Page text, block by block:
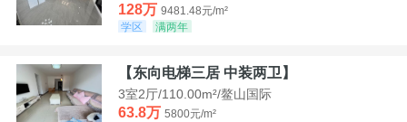
128万 9481.48元/m²
学区
满两年
【东向电梯三居 中装两卫】
3室2厅/110.00m²/鳌山国际
63.8万 5800元/m²